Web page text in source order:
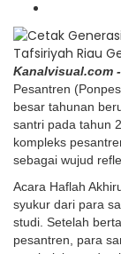
Kanalvisual.com
Pesantren
besar tahunan
santri pada tahun
kompleks
sebagai wujud
Acara Haflah
syukur dari para
studi. Setelah
pesantren, para